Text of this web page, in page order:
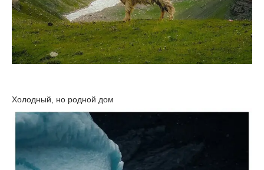
Холодный, но родной дом